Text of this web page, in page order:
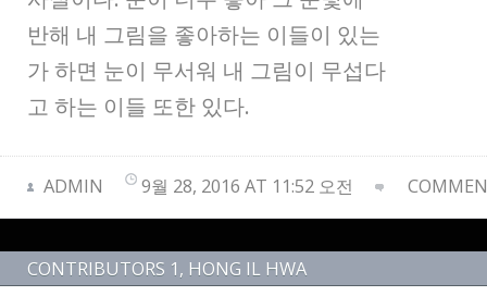
반해 내 그림을 좋아하는 이들이 있는
가 하면 눈이 무서워 내 그림이 무섭다
고 하는 이들 또한 있다.
ADMIN 9월 28, 2016 AT 11:52 오전
CONTRIBUTORS 1, HONG IL HWA